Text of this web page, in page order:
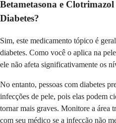
Betametasona e
Diabetes?
Sim, este medicamento tópico é
diabetes. Como você o aplica na
ele não afeta significativamente os
No entanto, pessoas com diabetes
infecções de pele, pois elas podem
tornar mais graves. Monitore a área
com seu médico se a infecção não